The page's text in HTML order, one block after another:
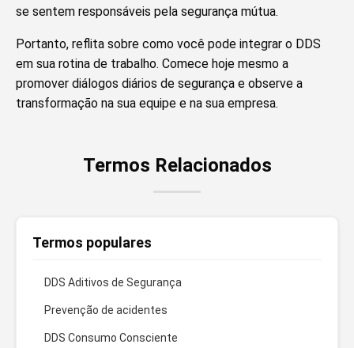
se sentem responsáveis pela segurança mútua.
Portanto, reflita sobre como você pode integrar o DDS
em sua rotina de trabalho. Comece hoje mesmo a
promover diálogos diários de segurança e observe a
transformação na sua equipe e na sua empresa.
Termos Relacionados
Termos populares
DDS Aditivos de Segurança
Prevenção de acidentes
DDS Consumo Consciente